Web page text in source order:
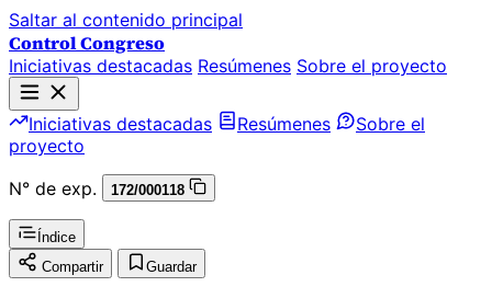
Saltar al contenido principal
Control Congreso
Iniciativas destacadas Resúmenes Sobre el proyecto
Iniciativas destacadas Resúmenes
Sobre el
proyecto
N° de exp.
172/000118
Índice
Compartir
Guardar